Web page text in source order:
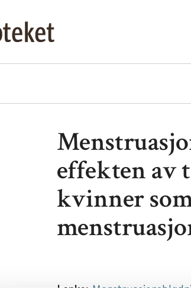
effekten av
kvinner
Lenke: